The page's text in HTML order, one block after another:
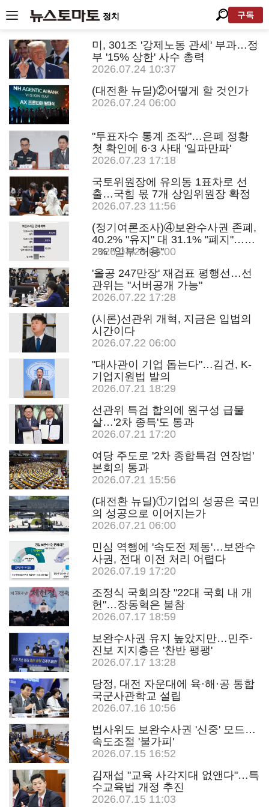
정치 구독
미, 301조 '강제노동 관세' 부과…정
부 '15% 상한' 사수 총력
2026.07.24 10:37
(대전환 뉴딜)②어떻게 할 것인가
2026.07.24 06:00
"투표자수 통계 조작"…은폐 정황
첫 확인에 6·3 사태 '일파만파'
2026.07.23 17:18
국토위원장에 유의동 1표차로 선
출…국힘 몫 7개 상임위원장 확정
2026.07.23 11:56
(정기여론조사)④보완수사권 존폐,
40.2% "유지" 대 31.1% "폐지"…19.
2% "일부 허용"
2026.07.23 06:00
'올공 247만장' 재검표 평행선…선
관위는 "서버공개 가능"
2026.07.22 17:28
(시론)선관위 개혁, 지금은 입법의
시간이다
2026.07.22 06:00
"대사관이 기업 돕는다"…김건, K-
기업지원법 발의
2026.07.21 18:29
선관위 특검 합의에 원구성 급물
살…'2차 종특'도 통과
2026.07.21 17:20
여당 주도로 '2차 종합특검 연장법'
본회의 통과
2026.07.21 15:56
(대전환 뉴딜)①기업의 성공은 국민
의 성공으로 이어지는가
2026.07.21 06:00
민심 역행에 '속도전 제동'…보완수
사권, 전대 이전 처리 어렵다
2026.07.19 17:20
조정식 국회의장 "22대 국회 내 개
헌"…장동혁은 불참
2026.07.17 18:59
보완수사권 유지 높았지만…민주·
진보 지지층은 '찬반 팽팽'
2026.07.17 13:28
당정, 대전 자운대에 육·해·공 통합
국군사관학교 설립
2026.07.16 10:56
법사위도 보완수사권 '신중' 모드…
속도조절 '불가피'
2026.07.15 16:52
김재섭 "교육 사각지대 없앤다"…특
수교육법 개정 추진
2026.07.15 11:03